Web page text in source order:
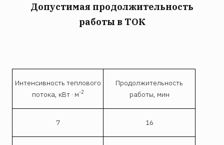
Допустимая продолжительность
работы в ТОК
Интенсивность теплового
потока, кВт · м-2
Продолжительность
работы, мин
7 16